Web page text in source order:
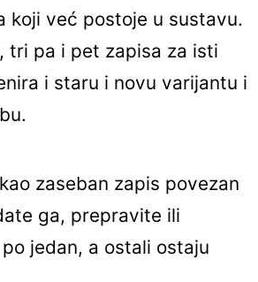
koji već postoje u sustavu.
tri pa i pet zapisa za isti
i staru i novu varijantu i
zaseban zapis povezan
ga, prepravite ili
jedan, a ostali ostaju